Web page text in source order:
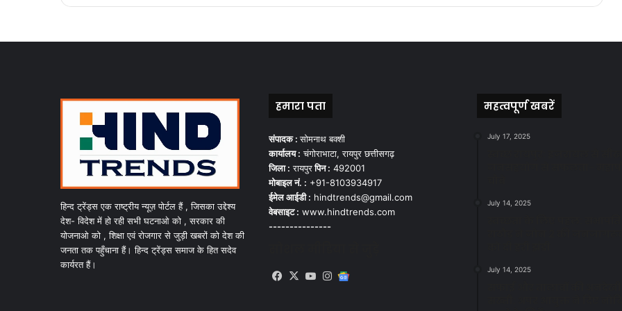
हिन्द ट्रेंड्स एक राष्ट्रीय न्यूज़ पोर्टल हैं , जिसका उद्देश्य
देश- विदेश में हो रही सभी घटनाओ को , सरकार की
योजनाओ को , शिक्षा एवं रोजगार से जुड़ी खबरों को देश की
जनता तक पहुँचाना हैं। हिन्द ट्रेंड्स समाज के हित सदेव
कार्यरत हैं।
हमारा पता
संपादक :सोमनाथ बक्शी
कार्यालय : चंगोराभाटा, रायपुर छत्तीसगढ़
जिला : रायपुरपिन : 492001
मोबाइल नं. : +91-8103934917
ईमेल आईडी : hindtrends@gmail.com
वेबसाइट : www.hindtrends.com
---------------
Facebook
X YouTubeInstagram
महत्वपूर्ण खबरें
July 17, 2025
July 14, 2025
July 14, 2025